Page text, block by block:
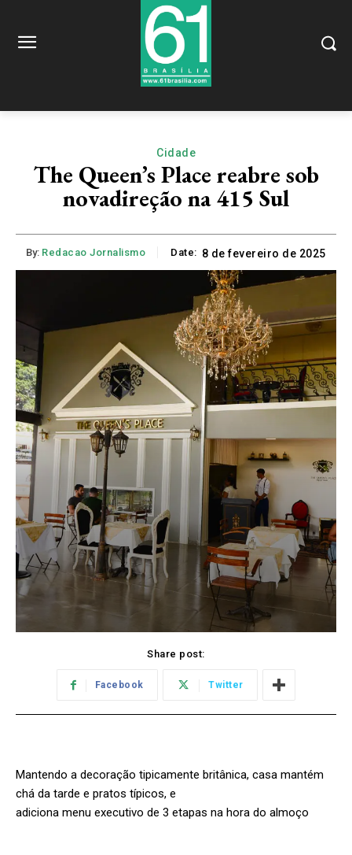
Cidade
The Queen’s Place reabre sob
novadireção na 415 Sul
By: Redacao Jornalismo Date: 8 de fevereiro de 2025
Share post:
Facebook Twitter
Mantendo a decoração tipicamente britânica, casa mantém
chá da tarde e pratos típicos, e
adiciona menu executivo de 3 etapas na hora do almoço